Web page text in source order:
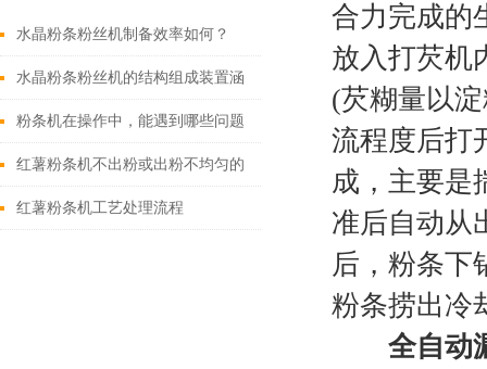
水晶粉条粉丝机制备效率如何？
水晶粉条粉丝机的结构组成装置涵
盖多个系统
粉条机在操作中，能遇到哪些问题
红薯粉条机不出粉或出粉不均匀的
原因
红薯粉条机工艺处理流程
合力完成的
放入打芡机
(芡糊量以
流程度后打
成，主要是
准后自动从
后，粉条下
粉条捞出冷
全自动